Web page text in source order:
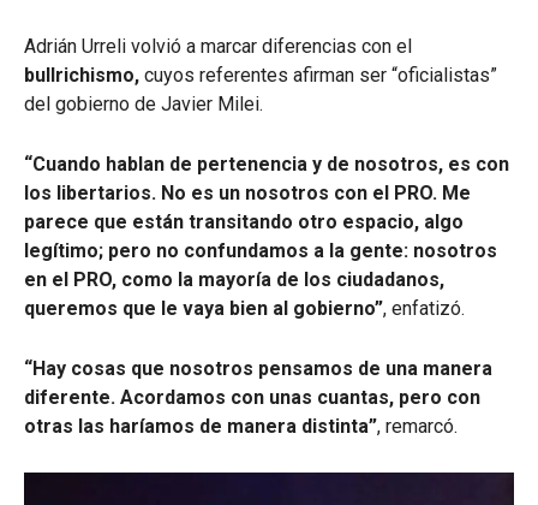
Adrián Urreli volvió a marcar diferencias con el
bullrichismo, cuyos referentes afirman ser “oficialistas”
del gobierno de Javier Milei.
“Cuando hablan de pertenencia y de nosotros, es con
los libertarios. No es un nosotros con el PRO. Me
parece que están transitando otro espacio, algo
legítimo; pero no confundamos a la gente: nosotros
en el PRO, como la mayoría de los ciudadanos,
queremos que le vaya bien al gobierno”, enfatizó.
“Hay cosas que nosotros pensamos de una manera
diferente. Acordamos con unas cuantas, pero con
otras las haríamos de manera distinta”, remarcó.